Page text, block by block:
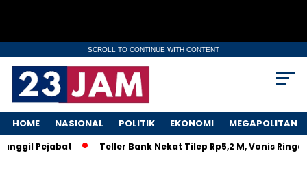
SCROLL TO CONTINUE WITH CONTENT
HOME NASIONAL POLITIK EKONOMI MEGAPOLITAN
Pejabat Teller Bank Nekat Tilep Rp5,2 M, Vonis